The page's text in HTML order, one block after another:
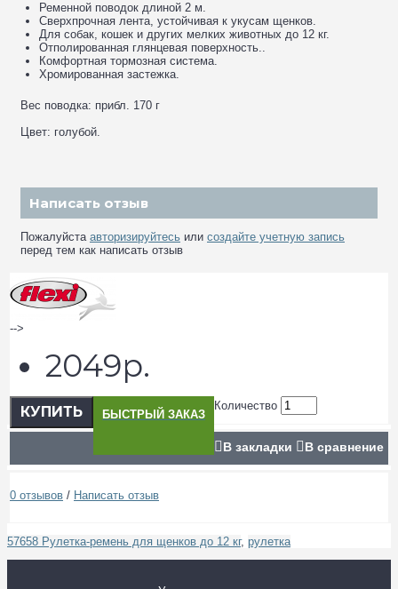
Ременной поводок длиной 2 м.
Сверхпрочная лента, устойчивая к укусам щенков.
Для собак, кошек и других мелких животных до 12 кг.
Отполированная глянцевая поверхность..
Комфортная тормозная система.
Xромированная застежка.
Bес поводка: прибл. 170 г
Цвет: голубой.
Написать отзыв
Пожалуйста авторизируйтесь или создайте учетную запись
перед тем как написать отзыв
-->
2049р.
Количество
КУПИТЬ БЫСТРЫЙ ЗАКАЗ
В закладки В сравнение
0 отзывов / Написать отзыв
57658 Рулетка-ремень для щенков до 12 кг, рулетка